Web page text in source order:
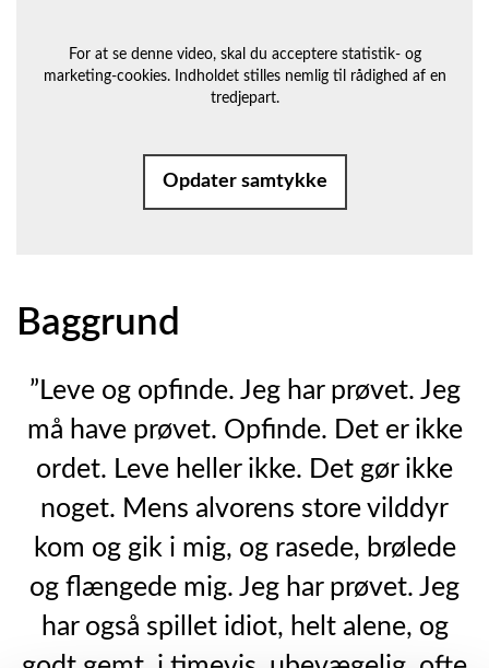
For at se denne video, skal du acceptere statistik- og
marketing-cookies.Indholdet stilles nemlig til rådighed af en
tredjepart.
Opdater samtykke
Baggrund
”Leve og opfinde. Jeg har prøvet. Jeg
må have prøvet. Opfinde. Det er ikke
ordet. Leve heller ikke. Det gør ikke
noget. Mens alvorens store vilddyr
kom og gik i mig, og rasede, brølede
og flængede mig. Jeg har prøvet. Jeg
har også spillet idiot, helt alene, og